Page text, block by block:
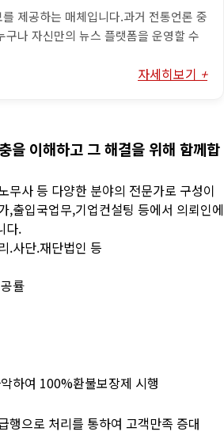
제공하는 매체입니다.과거 전통언론 중
구나 자신만의 뉴스 플랫폼을 운영할 수
자세히보기 +
을 이해하고 그해결을 위해 함께합
무사 등 다양한 분야의 전문가로 구성이
,출입국업무,기업컨설팅 등에서 의뢰인에
다.
.사단.재단법인 등
률
하여 100%환불보장제 시행
행으로 처리를 통하여 고객만족 증대